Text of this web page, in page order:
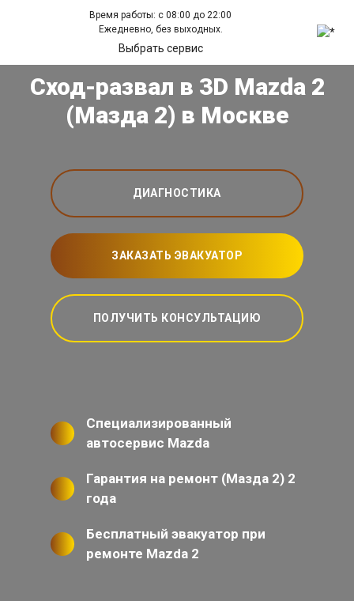
Время работы: с 08:00 до 22:00
Ежедневно, без выходных.
Выбрать сервис
Сход-развал в 3D Mazda 2
(Мазда 2) в Москве
ДИАГНОСТИКА
ЗАКАЗАТЬ ЭВАКУАТОР
ПОЛУЧИТЬ КОНСУЛЬТАЦИЮ
Специализированный
автосервис Mazda
Гарантия на ремонт (Мазда 2) 2
года
Бесплатный эвакуатор при
ремонте Mazda 2